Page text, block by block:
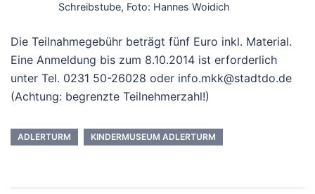
Schreibstube, Foto: Hannes Woidich
Die Teilnahmegebühr beträgt fünf Euro inkl. Material.
Eine Anmeldung bis zum 8.10.2014 ist erforderlich
unter Tel. 0231 50-26028 oder info.mkk@stadtdo.de
(Achtung: begrenzte Teilnehmerzahl!)
ADLERTURM KINDERMUSEUM ADLERTURM